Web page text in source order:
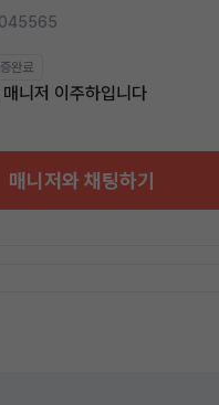
완료
니저 이주하입니다
매니저와 채팅하기